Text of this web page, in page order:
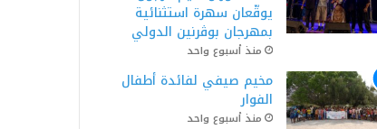
يوقّعان سهرة استثنائية
بمهرجان بوڨرنين الدولي
منذ أسبوع واحد
مخيم صيفي لفائدة أطفال
الفوار
منذ أسبوع واحد